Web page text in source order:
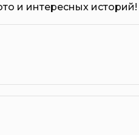
и интересных историй!